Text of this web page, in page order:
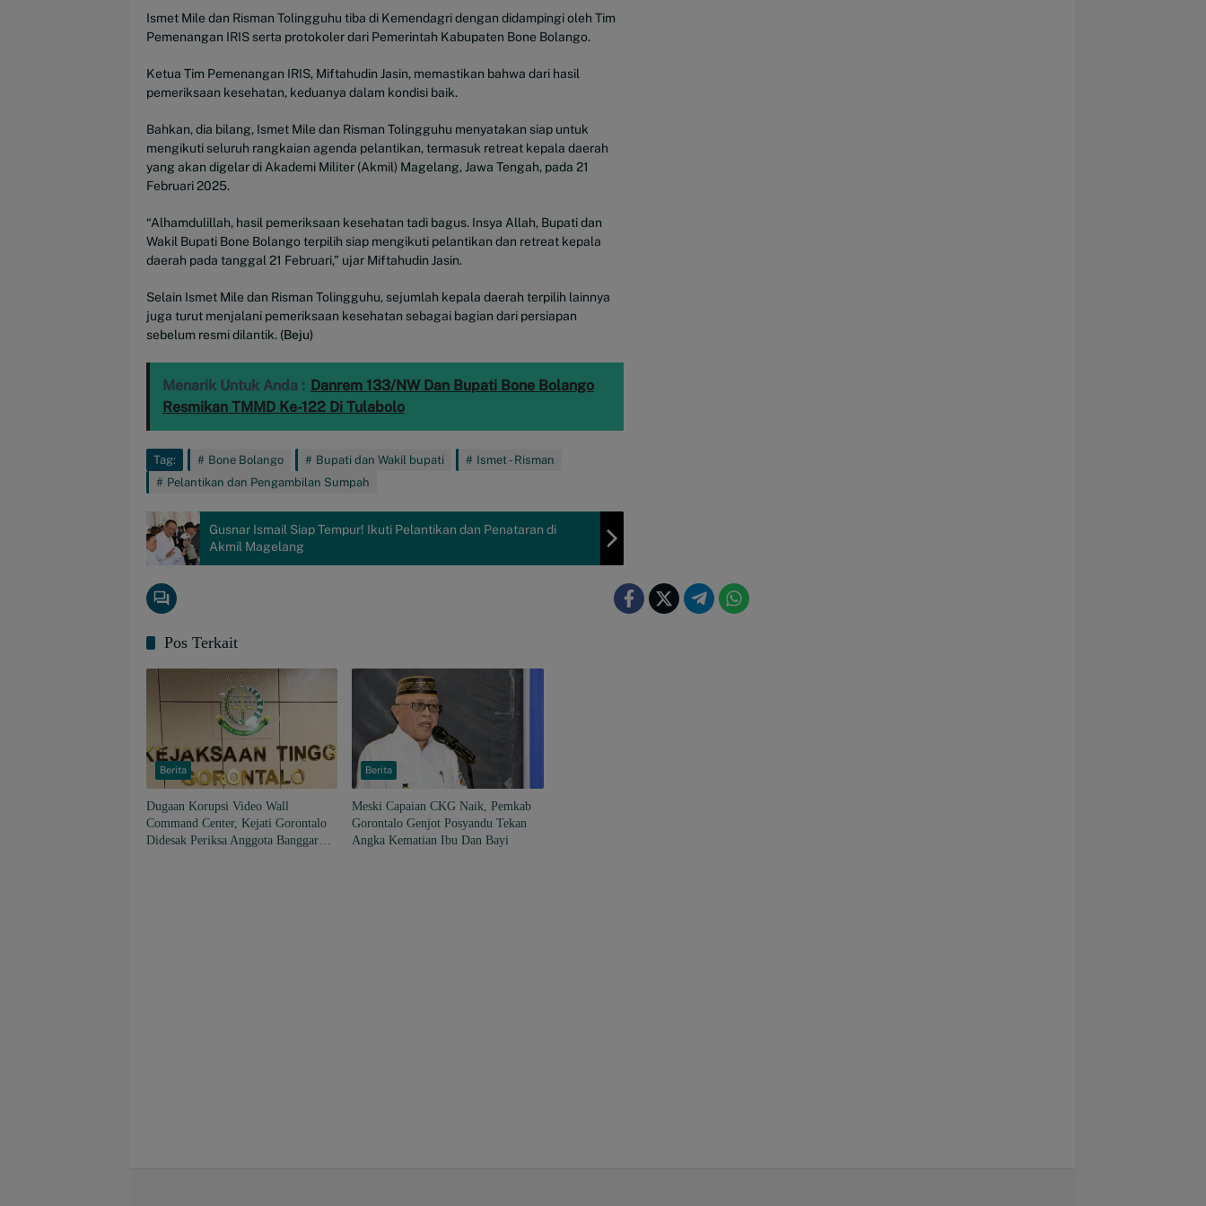
Ismet Mile dan Risman Tolingguhu tiba di Kemendagri dengan didampingi oleh Tim
Pemenangan IRIS serta protokoler dari Pemerintah Kabupaten Bone Bolango.
Ketua Tim Pemenangan IRIS, Miftahudin Jasin, memastikan bahwa dari hasil
pemeriksaan kesehatan, keduanya dalam kondisi baik.
Bahkan, dia bilang, Ismet Mile dan Risman Tolingguhu menyatakan siap untuk
mengikuti seluruh rangkaian agenda pelantikan, termasuk retreat kepala daerah
yang akan digelar di Akademi Militer (Akmil) Magelang, Jawa Tengah, pada 21
Februari 2025.
“Alhamdulillah, hasil pemeriksaan kesehatan tadi bagus. Insya Allah, Bupati dan
Wakil Bupati Bone Bolango terpilih siap mengikuti pelantikan dan retreat kepala
daerah pada tanggal 21 Februari,” ujar Miftahudin Jasin.
Selain Ismet Mile dan Risman Tolingguhu, sejumlah kepala daerah terpilih lainnya
juga turut menjalani pemeriksaan kesehatan sebagai bagian dari persiapan
sebelum resmi dilantik. (Beju)
Menarik Untuk Anda : Danrem 133/NW Dan Bupati Bone Bolango
Resmikan TMMD Ke-122 Di Tulabolo
Tag: Bone Bolango Bupati dan Wakil bupati
Ismet - Risman
Pelantikan dan Pengambilan Sumpah
Gusnar Ismail Siap Tempur! Ikuti Pelantikan dan Penataran di
Akmil Magelang
Pos Terkait
Berita
Dugaan Korupsi Video Wall
Command Center, Kejati Gorontalo
Didesak Periksa Anggota Banggar
Berita
Meski Capaian CKG Naik, Pemkab
Gorontalo Genjot Posyandu Tekan
Angka Kematian Ibu Dan Bayi